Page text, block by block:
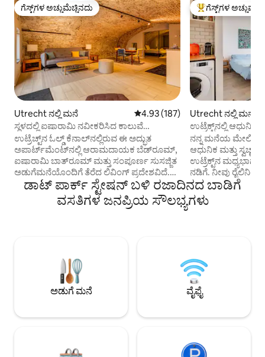
ಗೆಸ್ಟ್‌ಗಳ ಅಚ್ಚುಮೆಚ್ಚಿನದು
ಗೆಸ್ಟ್‌ಗಳ ಅಚ್ಚುಮೆಚ್ಚಿನದು
Utrecht ನಲ್ಲಿ ಮನೆ 5 ರಲ್ಲಿ 4.93 ಸರಾಸರಿ ರೇಟಿಂಗ್, 187
4.93 (187)
ಸ್ಥಳದಲ್ಲಿ ಐಷಾರಾಮಿ ನವೀಕರಿಸಿದ ಕಾಲುವೆ
ಅಪಾರ್ಟ್‌ಮೆಂಟ್
ಉಟ್ರೆಚ್ಟ್‌ನ ಓಲ್ಡ್ ಕೆನಾಲ್‌ನಲ್ಲಿರುವ ಈ ಅದ್ಭುತ
ಅಪಾರ್ಟ್‌ಮೆಂಟ್‌ನಲ್ಲಿ ಆರಾಮದಾಯಕ ಬೆಡ್‌ರೂಮ್,
ಐಷಾರಾಮಿ ಬಾತ್‌ರೂಮ್ ಮತ್ತು ಸಂಪೂರ್ಣ ಸುಸಜ್ಜಿತ
ಅಡುಗೆಮನೆಯೊಂದಿಗೆ ತೆರೆದ ಲಿವಿಂಗ್ ಪ್ರದೇಶವಿದೆ.
ಅನನ್ಯವಾದ ಐತಿಹಾಸಿಕ ವಾತಾವರಣದಲ್ಲಿ ಉಸಿರು
ಬಿಗಿಹಿಡಿಯುವ ಕಾಲುವೆಯ ನೋಟಗಳನ್ನು ಆನಂದಿಸಿ
—ದಂಪತಿಗಳಿಗೆ ಪರಿಪೂರ್ಣ. ಮುಖ್ಯಾಂಶಗಳು: -
ಪ್ರಶ್ನೆಗಳಿವೆಯೇ? ಸಂದೇಶ ಕಳುಹಿಸಿ! ಸಲಹೆ: ಮೇಲಿನ
ಬಲ ಮೂಲೆಯಲ್ಲಿರುವ ❤ ಅನ್ನು ಕ್ಲಿಕ್ ಮಾಡುವ
ಮೂಲಕ ಈ ಲಿಸ್ಟಿಂಗ್ ಅನ್ನು ನಿಮ್ಮ ವಿಶ್‌ಲಿಸ್ಟ್‌ಗೆ ಸೇರಿಸಿ.
ಗೆಸ್ಟ್‌ಗಳಿಗೆ ಅತಿ ಹೆಚ್ಚು
ಗೆಸ್ಟ್‌ಗಳ
Utrecht ನಲ್ಲಿ ಮನೆ
ಉಟ್ರೆಕ್ಟ್‌ನಲ್ಲಿ
ಪಾರ್ಕಿಂಗ್ ಮತ್ತು AC)
ನನ್ನ ಮನೆಯ ಮೇಲಿನ
ಆಧುನಿಕ ಮತ್ತು ಸ್ವಚ್ಛ
ಉಟ್ರೆಕ್ಟ್‌ನ
ನಡಿಗೆ. ನೀವು
ನಿಮಿಷಗಳ
ಉಟ್ರೆಕ್ಟ್ ಅನ್ನು
ಖಾತ್ರಿಯಿದೆ! ಅಪಾರ್ಟ್‌ಮೆಂಟ್ ಮಧ್ಯ ಶತಮಾನದ
ಸಮಯದಲ್ಲಿ ನಾವು
ಹಜಾರವನ್ನು
ಪಾರ್ಟಿಗಳು ಮತ್ತು
ಡಾಟ್ ಪಾರ್ಕ್ ಸ್ಟೇಷನ್ ಬಳಿ ರಜಾದಿನದ ಬಾಡಿಗೆ
ವಸತಿಗಳ ಜನಪ್ರಿಯ ಸೌಲಭ್ಯಗಳು
ಅಡುಗೆ ಮನೆ ವೈಫೈ